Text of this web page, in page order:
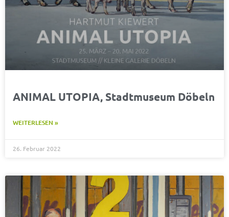
ANIMAL UTOPIA, Stadtmuseum Döbeln
WEITERLESEN »
26. Februar 2022